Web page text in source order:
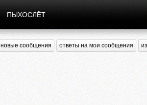
ПЫХОСЛЁТ
новые сообщения ответы на мои сообщения